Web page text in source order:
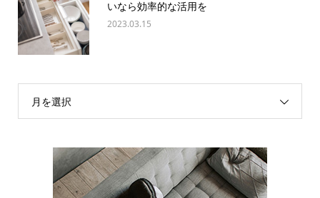
いなら効率的な活用を
2023.03.15
月を選択